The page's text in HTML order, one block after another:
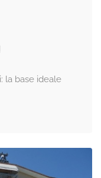
la base ideale